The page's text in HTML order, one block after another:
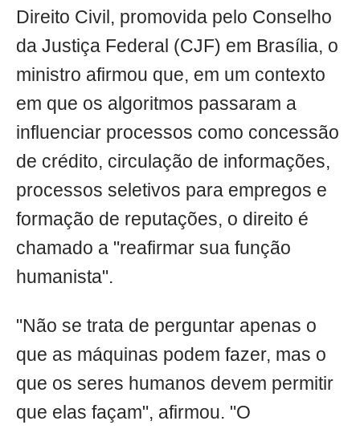
Direito Civil, promovida pelo Conselho
da Justiça Federal (CJF) em Brasília, o
ministro afirmou que, em um contexto
em que os algoritmos passaram a
influenciar processos como concessão
de crédito, circulação de informações,
processos seletivos para empregos e
formação de reputações, o direito é
chamado a "reafirmar sua função
humanista".
"Não se trata de perguntar apenas o
que as máquinas podem fazer, mas o
que os seres humanos devem permitir
que elas façam", afirmou. "O